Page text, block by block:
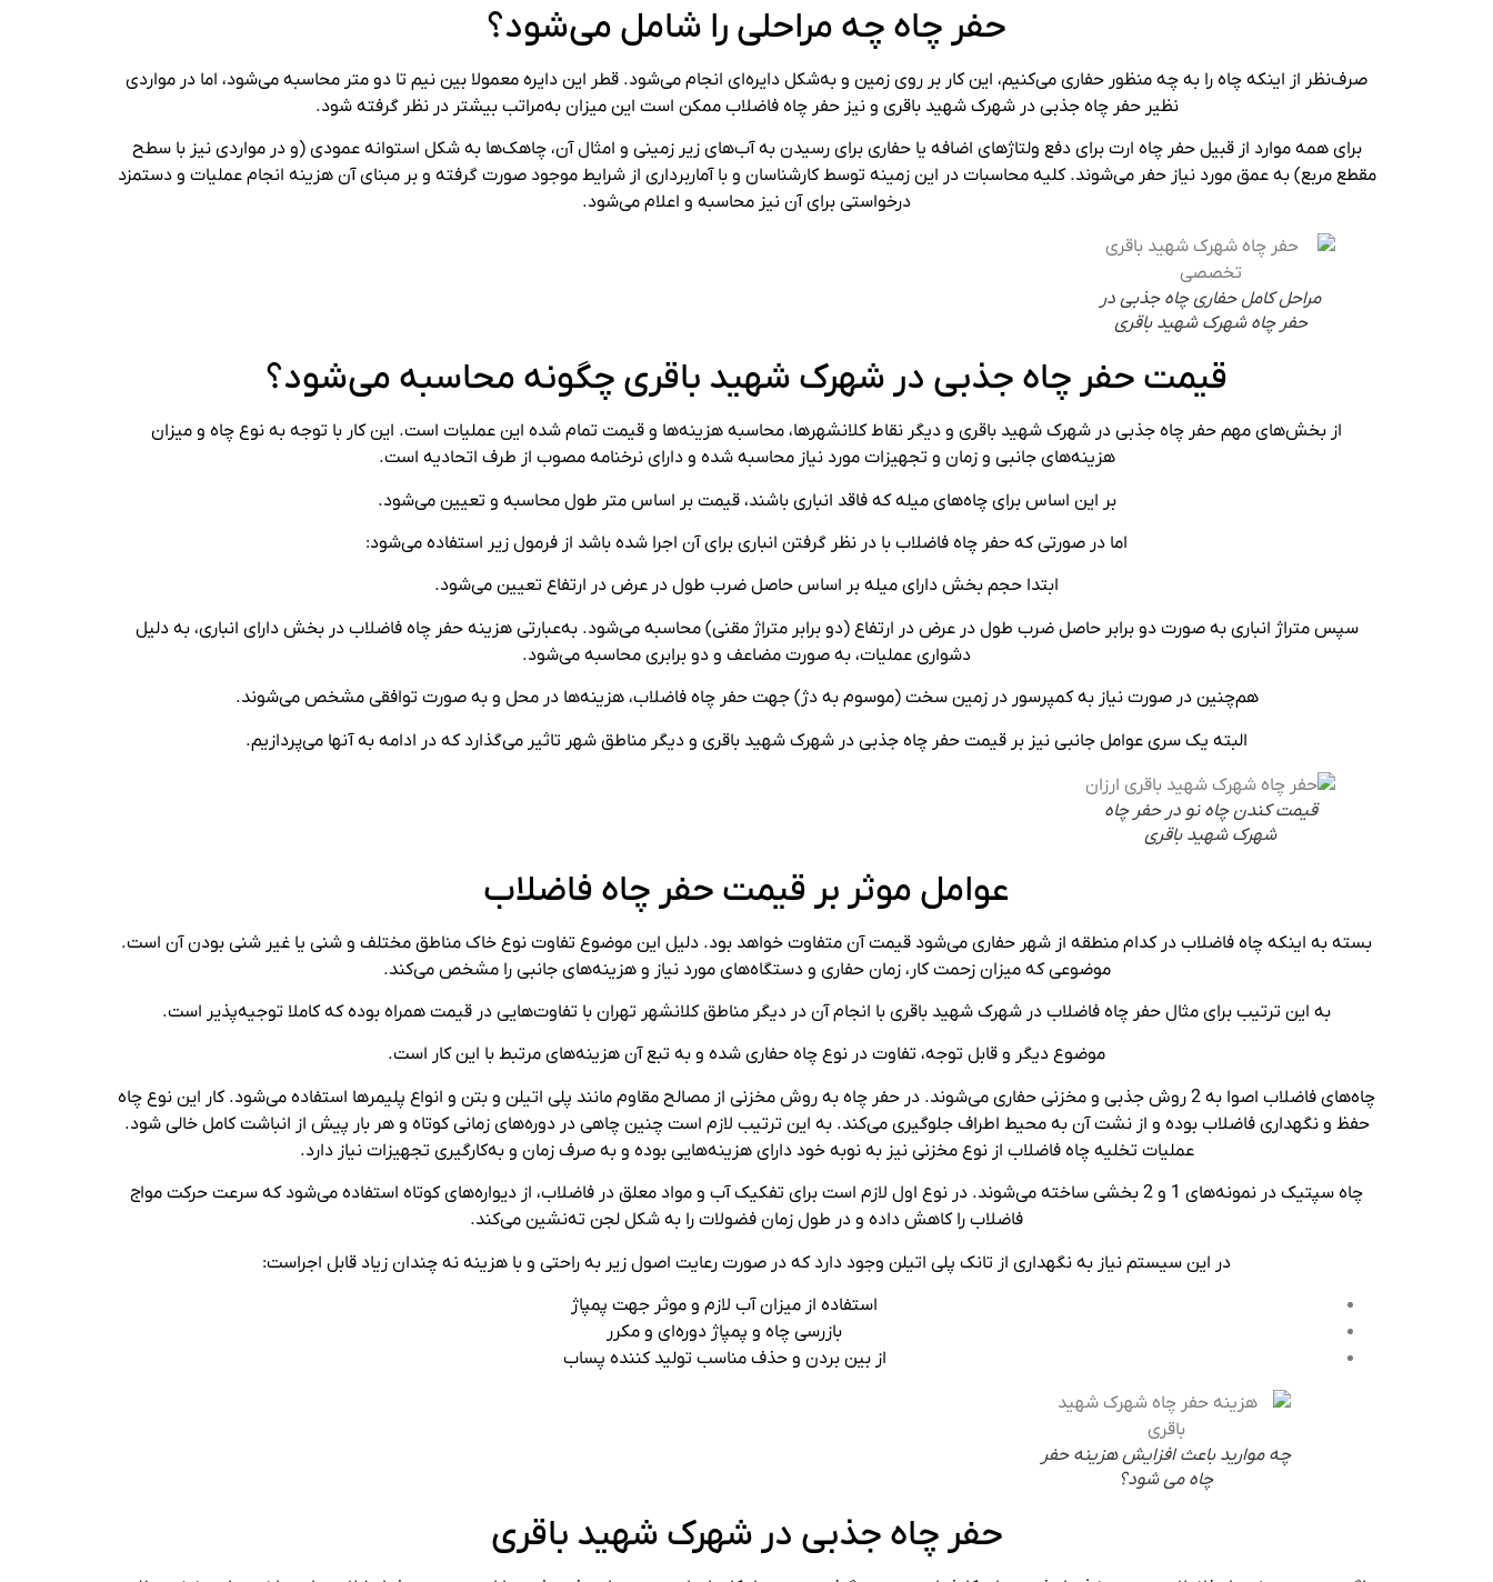
حفر چاه چه مراحلی را شامل می‌شود؟
صرف‌نظر از اینکه چاه را به چه منظور حفاری می‌کنیم، این کار بر روی زمین و به‌شکل دایره‌ای انجام می‌شود. قطر این دایره معمولا بین نیم تا دو متر محاسبه می‌شود، اما در مواردی
نظیر حفر چاه جذبی در شهرک شهید باقری و نیز حفر چاه فاضلاب ممکن است این میزان به‌مراتب بیشتر در نظر گرفته شود.
برای همه موارد از قبیل حفر چاه ارت برای دفع ولتاژهای اضافه یا حفاری برای رسیدن به آب‌های زیر زمینی و امثال آن، چاهک‌ها به شکل استوانه عمودی (و در مواردی نیز با سطح
مقطع مربع) به عمق مورد نیاز حفر می‌شوند. کلیه محاسبات در این زمینه توسط کارشناسان و با آماربرداری از شرایط موجود صورت گرفته و بر مبنای آن هزینه انجام عملیات و دستمزد
درخواستی برای آن نیز محاسبه و اعلام می‌شود.
مراحل کامل حفاری چاه جذبی در
حفر چاه شهرک شهید باقری
قیمت حفر چاه جذبی در شهرک شهید باقری چگونه محاسبه می‌شود؟
از بخش‌های مهم حفر چاه جذبی در شهرک شهید باقری و دیگر نقاط کلانشهرها، محاسبه هزینه‌ها و قیمت تمام شده این عملیات است. این کار با توجه به نوع چاه و میزان
هزینه‌های جانبی و زمان و تجهیزات مورد نیاز محاسبه شده و دارای نرخنامه مصوب از طرف اتحادیه است.
بر این اساس برای چاه‌های میله که فاقد انباری باشند، قیمت بر اساس متر طول محاسبه و تعیین می‌شود.
اما در صورتی که حفر چاه فاضلاب با در نظر گرفتن انباری برای آن اجرا شده باشد از فرمول زیر استفاده می‌شود:
ابتدا حجم بخش دارای میله بر اساس حاصل ضرب طول در عرض در ارتفاع تعیین می‌شود.
سپس متراژ انباری به صورت دو برابر حاصل ضرب طول در عرض در ارتفاع (دو برابر متراژ مقنی) محاسبه می‌شود. به‌عبارتی هزینه حفر چاه فاضلاب در بخش دارای انباری، به دلیل
دشواری عملیات، به صورت مضاعف و دو برابری محاسبه می‌شود.
هم‌چنین در صورت نیاز به کمپرسور در زمین سخت (موسوم به دژ) جهت حفر چاه فاضلاب، هزینه‌ها در محل و به صورت توافقی مشخص می‌شوند.
البته یک سری عوامل جانبی نیز بر قیمت حفر چاه جذبی در شهرک شهید باقری و دیگر مناطق شهر تاثیر می‌گذارد که در ادامه به آنها می‌پردازیم.
قیمت کندن چاه نو در حفر چاه
شهرک شهید باقری
عوامل موثر بر قیمت حفر چاه فاضلاب
بسته به اینکه چاه فاضلاب در کدام منطقه از شهر حفاری می‌شود قیمت آن متفاوت خواهد بود. دلیل این موضوع تفاوت نوع خاک مناطق مختلف و شنی یا غیر شنی بودن‌ آن است.
موضوعی که میزان زحمت کار، زمان حفاری و دستگاه‌های مورد نیاز و هزینه‌های جانبی را مشخص می‌کند.
به این ترتیب برای مثال حفر چاه فاضلاب در شهرک شهید باقری با انجام آن در دیگر مناطق کلانشهر تهران با تفاوت‌هایی در قیمت همراه بوده که کاملا توجیه‌پذیر است.
موضوع دیگر و قابل توجه، تفاوت در نوع چاه حفاری شده و به تبع آن هزینه‌‌های مرتبط با این کار است.
چاه‌های فاضلاب اصوا به 2 روش جذبی و مخزنی حفاری می‌شوند. در حفر چاه به روش مخزنی از مصالح مقاوم مانند پلی اتیلن و بتن و انواع پلیمرها استفاده می‌شود. کار این نوع چاه
حفظ و نگهداری فاضلاب بوده و از نشت آن به محیط اطراف جلوگیری می‌کند. به این ترتیب لازم است چنین چاهی در دوره‌های زمانی کوتاه و هر بار پیش از انباشت کامل خالی شود.
عملیات تخلیه چاه فاضلاب از نوع مخزنی نیز به نوبه خود دارای هزینه‌هایی بوده و به صرف زمان و به‌کارگیری تجهیزات نیاز دارد.
چاه سپتیک در نمونه‌های 1 و 2 بخشی ساخته می‌شوند. در نوع اول لازم است برای تفکیک آب و مواد معلق در فاضلاب، از دیواره‌های کوتاه استفاده می‌شود که سرعت حرکت مواج
فاضلاب را کاهش داده و در طول زمان فضولات را به شکل لجن ته‌نشین می‌کند.
در این سیستم نیاز به نگهداری از تانک پلی اتیلن وجود دارد که در صورت رعایت اصول زیر به‌ راحتی و با هزینه نه چندان زیاد قابل اجراست:
استفاده از میزان آب لازم و موثر جهت پمپاژ
بازرسی چاه و پمپاژ دوره‌ای و مکرر
از بین بردن و حذف مناسب تولید کننده پساب
چه موارید باعث افزایش هزینه حفر
چاه می شود؟
حفر چاه جذبی در شهرک شهید باقری